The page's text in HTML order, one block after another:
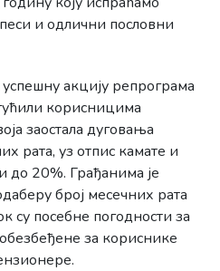
и одлични пословни
акцију репрограма
корисницима
заостала дуговања
рата, уз отпис камате и
до 20%. Грађанима је
број месечних рата
су посебне погодности за
за кориснике